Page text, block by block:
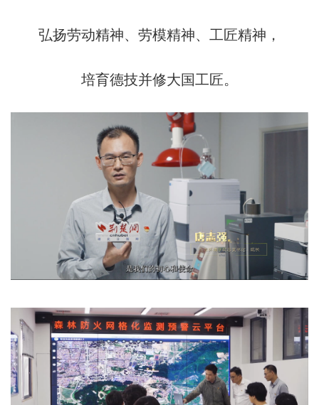
弘扬劳动精神、劳模精神、工匠精神，
培育德技并修大国工匠。